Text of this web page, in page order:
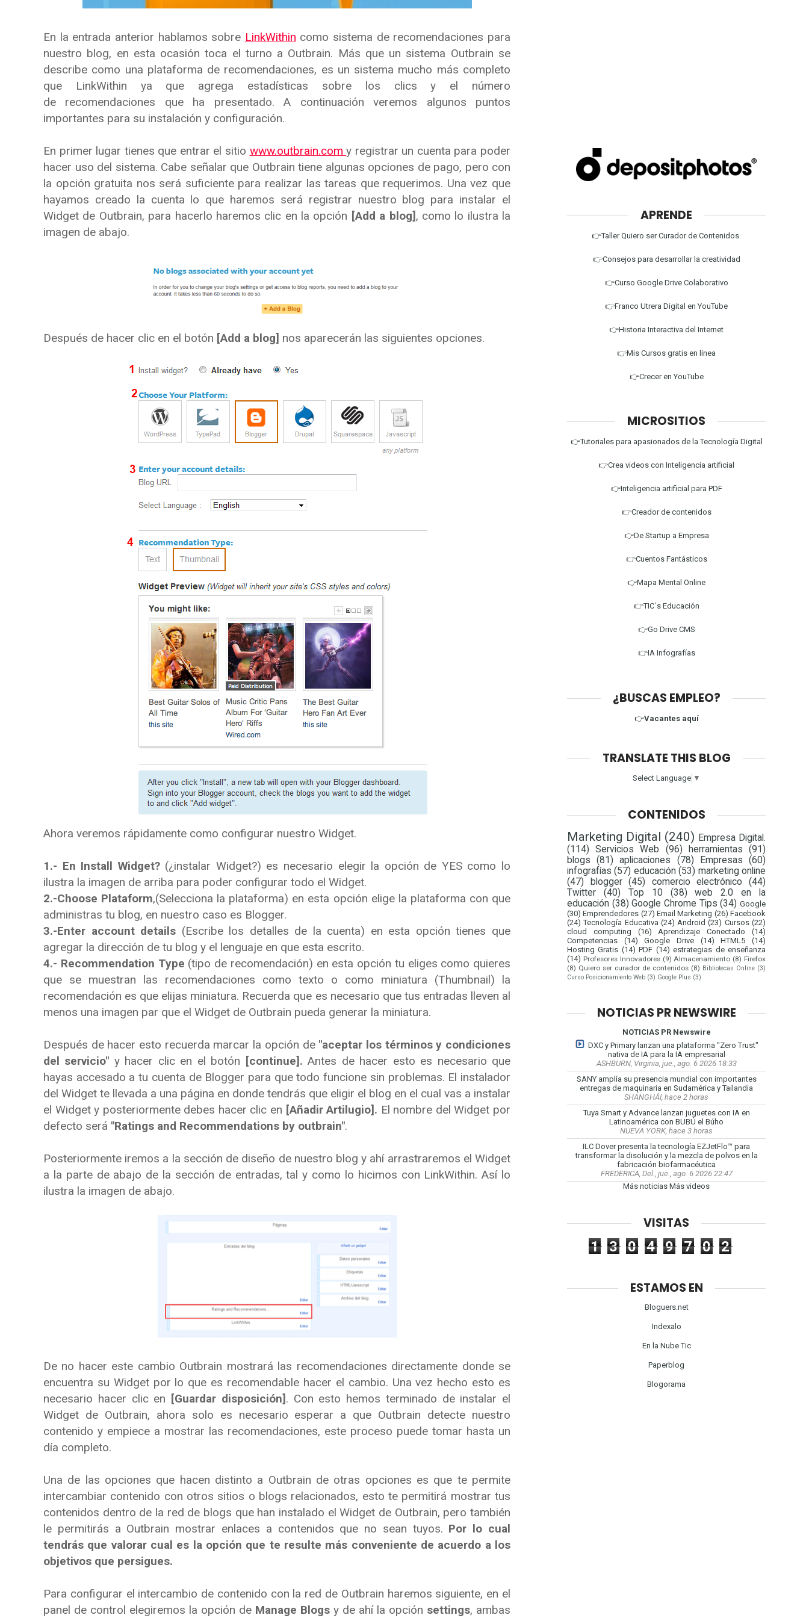
En la entrada anterior hablamos sobre LinkWithin como sistema de recomendaciones para
nuestro blog, en esta ocasión toca el turno a Outbrain. Más que un sistema Outbrain se
describe como una plataforma de recomendaciones, es un sistema mucho más completo
que LinkWithin ya que agrega estadísticas sobre los clics y el número
de recomendaciones que ha presentado. A continuación veremos algunos puntos
importantes para su instalación y configuración.
En primer lugar tienes que entrar el sitio www.outbrain.comy registrar un cuenta para poder
hacer uso del sistema. Cabe señalar que Outbrain tiene algunas opciones de pago, pero con
la opción gratuita nos será suficiente para realizar las tareas que requerimos. Una vez que
hayamos creado la cuenta lo que haremos será registrar nuestro blog para instalar el
Widget de Outbrain, para hacerlo haremos clic en la opción [Add a blog] , como lo ilustra la
imagen de abajo.
Después de hacer clic en el botón [Add a blog] nos aparecerán las siguientes opciones.
Ahora veremos rápidamente como configurar nuestro Widget.
1.- En Install Widget?(¿instalar Widget?) es necesario elegir la opción de YES como lo
ilustra la imagen de arriba para poder configurar todo el Widget.
2.-Choose Plataform,(Selecciona la plataforma) en esta opción elige la plataforma con que
administras tu blog, en nuestro caso es Blogger.
3.-Enter account details (Escribe los detalles de la cuenta) en esta opción tienes que
agregar la dirección de tu blog y el lenguaje en que esta escrito.
4.- Recommendation Type (tipo de recomendación) en esta opción tu eliges como quieres
que se muestran las recomendaciones como texto o como miniatura (Thumbnail) la
recomendación es que elijas miniatura. Recuerda que es necesario que tus entradas lleven al
menos una imagen par que el Widget de Outbrain pueda generar la miniatura.
Después de hacer esto recuerda marcar la opción de "aceptar los términos y condiciones
del servicio" y hacer clic en el botón [continue].Antes de hacer esto es necesario que
hayas accesado a tu cuenta de Blogger para que todo funcione sin problemas. El instalador
del Widget te llevada a una página en donde tendrás que eligir el blog en el cual vas a instalar
el Widget y posteriormente debes hacer clic en [Añadir Artilugio]. El nombre del Widget por
defecto será "Ratings and Recommendations by outbrain".
Posteriormente iremos a la sección de diseño de nuestro blog y ahí arrastraremos el Widget
a la parte de abajo de la sección de entradas, tal y como lo hicimos con LinkWithin. Así lo
ilustra la imagen de abajo.
De no hacer este cambio Outbrain mostrará las recomendaciones directamente donde se
encuentra su Widget por lo que es recomendable hacer el cambio. Una vez hecho esto es
necesario hacer clic en [Guardar disposición] . Con esto hemos terminado de instalar el
Widget de Outbrain, ahora solo es necesario esperar a que Outbrain detecte nuestro
contenido y empiece a mostrar las recomendaciones, este proceso puede tomar hasta un
día completo.
Una de las opciones que hacen distinto a Outbrain de otras opciones es que te permite
intercambiar contenido con otros sitios o blogs relacionados, esto te permitirá mostrar tus
contenidos dentro de la red de blogs que han instalado el Widget de Outbrain, pero también
le permitirás a Outbrain mostrar enlaces a contenidos que no sean tuyos. Por lo cual
tendrás que valorar cual es la opción que te resulte más conveniente de acuerdo a los
objetivos que persigues.
Para configurar el intercambio de contenido con la red de Outbrain haremos siguiente, en el
panel de control elegiremos la opción de Manage Blogs y de ahí la opción settings, ambas
APRENDE
👉Taller Quiero ser Curador de Contenidos.
👉Consejos para desarrollar la creatividad
👉Curso Google Drive Colaborativo
👉Franco Utrera Digital en YouTube
👉Historia Interactiva del Internet
👉Mis Cursos gratis en línea
👉Crecer en YouTube
MICROSITIOS
👉Tutoriales para apasionados de la Tecnología Digital
👉Crea videos con Inteligencia artificial
👉Inteligencia artificial para PDF
👉Creador de contenidos
👉De Startup a Empresa
👉Cuentos Fantásticos
👉Mapa Mental Online
👉TIC´s Educación
👉Go Drive CMS
👉IA Infografías
¿BUSCAS EMPLEO?
👉Vacantes aquí
TRANSLATE THIS BLOG
Select Language ▼
CONTENIDOS
Marketing Digital (240) Empresa Digital.
(114)
Servicios Web (96) herramientas
(91)
blogs
(81) aplicaciones (78) Empresas
(60)
infografías (57) educación (53) marketing online
(47)
blogger (45) comercio electrónico
(44)
Twitter
(40) Top 10 (38)
web 2.0 en la
educación (38) Google Chrome Tips (34) Google
(30) Emprendedores (27) Email Marketing (26) Facebook
(24) Tecnología Educativa (24) Android (23) Cursos (22)
cloud computing
(16) Aprendizaje Conectado
(14)
Competencias
(14) Google Drive (14) HTML5
(14)
Hosting Gratis (14) PDF (14) estrategias de enseñanza
(14) Profesores Innovadores (9) Almacenamiento (8) Firefox
(8) Quiero ser curador de contenidos (8) Bibliotecas Online (3)
Curso Posicionamiento Web (3) Google Plus (3)
NOTICIAS PR NEWSWIRE
NOTICIAS PR Newswire
DXC y Primary lanzan una plataforma "Zero Trust"
nativa de IA para la IA empresarial
ASHBURN, Virginia, jue., ago. 6 2026 18:33
SANY amplía su presencia mundial con importantes
entregas de maquinaria en Sudamérica y Tailandia
SHANGHÁI, hace 2 horas
Tuya Smart y Advance lanzan juguetes con IA en
Latinoamérica con BUBÚ el Búho
NUEVA YORK, hace 3 horas
ILC Dover presenta la tecnología EZJetFlo™ para
transformar la disolución y la mezcla de polvos en la
fabricación biofarmacéutica
FREDERICA, Del., jue., ago. 6 2026 22:47
Más noticias Más videos
VISITAS
1 3 0 4 9 7 0 2
ESTAMOS EN
Bloguers.net
Indexalo
En la Nube Tic
Paperblog
Blogorama